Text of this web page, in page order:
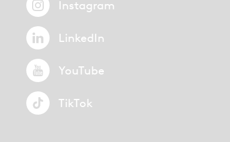
Instagram
LinkedIn
YouTube
TikTok